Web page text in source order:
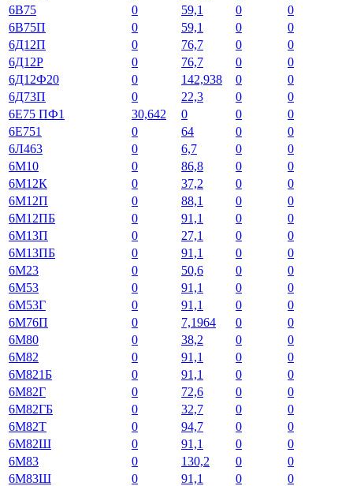
6В75
0 59,1 0
0
6В75П
0 59,1 0
0
6Д12П
0 76,7 0
0
6Д12Р
0 76,7 0
0
6Д12Ф20
0 142,938 0
0
6Д73П
0 22,3 0
0
6Е75 ПФ1
30,642 0 0
0
6Е751
0 64 0
0
6Л463
0 6,7 0
0
6М10
0 86,8 0
0
6М12К
0 37,2 0
0
6М12П
0 88,1 0
0
6М12ПБ
0 91,1 0
0
6М13П
0 27,1 0
0
6М13ПБ
0 91,1 0
0
6М23
0 50,6 0
0
6М53
0 91,1 0
0
6М53Г
0 91,1 0
0
6М76П
0 7,1964 0
0
6М80
0 38,2 0
0
6М82
0 91,1 0
0
6М821Б
0 91,1 0
0
6М82Г
0 72,6 0
0
6М82ГБ
0 32,7 0
0
6М82Т
0 94,7 0
0
6М82Ш
0 91,1 0
0
6М83
0 130,2 0
0
6М83Ш
0 91,1 0
0